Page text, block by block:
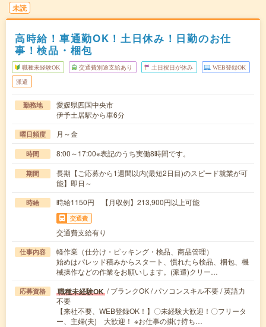
未読
高時給！車通勤OK！土日休み！日勤のお仕
事！検品・梱包
職種未経験OK 交通費別途支給あり 土日祝日が休み WEB登録OK
派遣
勤務地
愛媛県四国中央市
伊予土居駅から車6分
曜日頻度 月～金
時間 8:00～17:00※表記のうち実働8時間です。
期間
長期【ご応募から1週間以内(最短2日目)のスピード就業が可
能】即日～
時給 時給1150円 【月収例】213,900円以上可能
交通費
交通費支給有り
仕事内容
軽作業（仕分け・ピッキング・検品、商品管理）
始めはパレッド積みからスタート、慣れたら検品、梱包、機
械操作などの作業をお願いします。(派遣)クリー…
応募資格 職種未経験OK / ブランクOK / パソコンスキル不要 / 英語力
不要
【来社不要、WEB登録OK！】〇未経験大歓迎！〇フリータ
ー、主婦(夫) 大歓迎！ ※お仕事の掛け持ち…